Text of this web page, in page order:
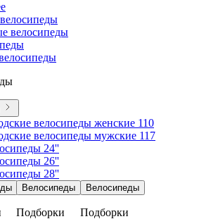
велосипеды
велосипеды женские 110
велосипеды мужские 117
24''
26''
28''
Велосипеды
Подборки
Велосипеды
Подборки